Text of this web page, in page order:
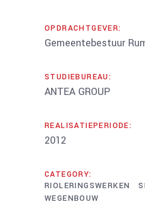
OPDRACHTGEVER:
Gemeentebestuur
STUDIEBUREAU:
ANTEA GROUP
REALISATIEPERIODE:
2012
CATEGORY:
RIOLERINGSWERKEN
WEGENBOUW